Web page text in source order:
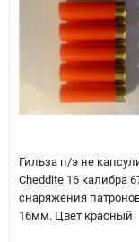
Гильза п/э не
Cheddite 16 калибра
снаряжения
16мм. Цвет красный